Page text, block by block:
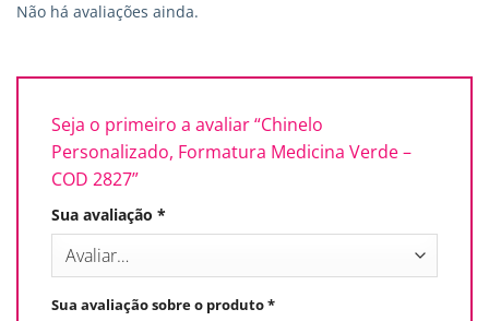
Não há avaliações ainda.
Seja o primeiro a avaliar “Chinelo
Personalizado, Formatura Medicina Verde –
COD 2827”
Sua avaliação *
Sua avaliação sobre o produto*